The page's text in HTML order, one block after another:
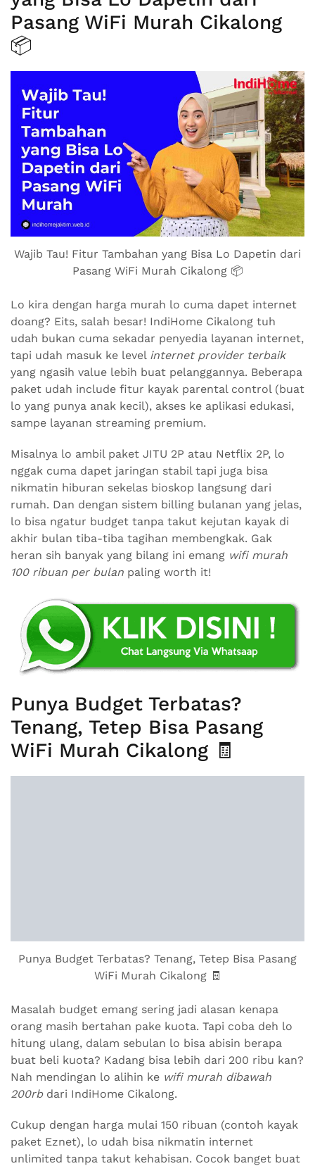
Pasang WiFi Murah Cikalong
📦
Wajib Tau! Fitur Tambahan yang Bisa Lo Dapetin dari
Pasang WiFi Murah Cikalong 📦
Lo kira dengan harga murah lo cuma dapet internet
doang? Eits, salah besar! IndiHome Cikalong tuh
udah bukan cuma sekadar penyedia layanan internet,
tapi udah masuk ke level internet provider terbaik
yang ngasih value lebih buat pelanggannya. Beberapa
paket udah include fitur kayak parental control (buat
lo yang punya anak kecil), akses ke aplikasi edukasi,
sampe layanan streaming premium.
Misalnya lo ambil paket JITU 2P atau Netflix 2P, lo
nggak cuma dapet jaringan stabil tapi juga bisa
nikmatin hiburan sekelas bioskop langsung dari
rumah. Dan dengan sistem billing bulanan yang jelas,
lo bisa ngatur budget tanpa takut kejutan kayak di
akhir bulan tiba-tiba tagihan membengkak. Gak
heran sih banyak yang bilang ini emang wifi murah
100 ribuan per bulan paling worth it!
Punya Budget Terbatas?
Tenang, Tetep Bisa Pasang
WiFi Murah Cikalong 🧾
Punya Budget Terbatas? Tenang, Tetep Bisa Pasang
WiFi Murah Cikalong 🧾
Masalah budget emang sering jadi alasan kenapa
orang masih bertahan pake kuota. Tapi coba deh lo
hitung ulang, dalam sebulan lo bisa abisin berapa
buat beli kuota? Kadang bisa lebih dari 200 ribu kan?
Nah mendingan lo alihin ke wifi murah dibawah
200rbdari IndiHome Cikalong.
Cukup dengan harga mulai 150 ribuan (contoh kayak
paket Eznet), lo udah bisa nikmatin internet
unlimited tanpa takut kehabisan. Cocok banget buat